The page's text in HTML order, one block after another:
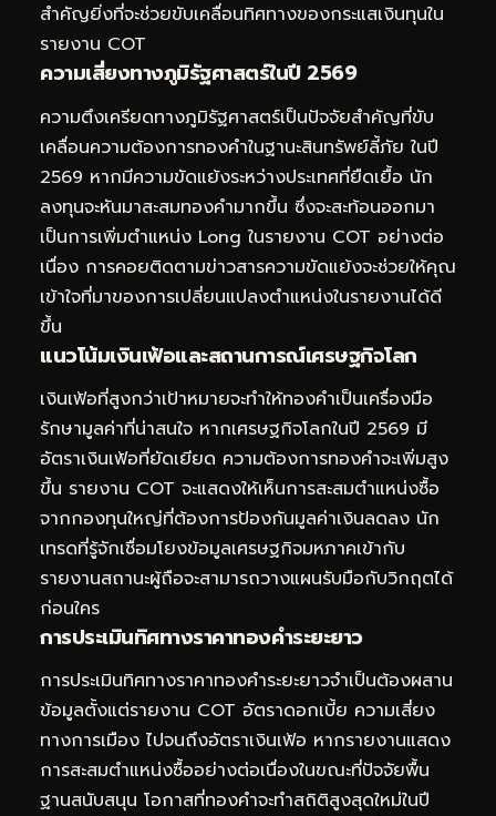
สำคัญยิ่งที่จะช่วยขับเคลื่อนทิศทางของกระแสเงินทุนใน
รายงาน COT
ความเสี่ยงทางภูมิรัฐศาสตร์ในปี 2569
ความตึงเครียดทางภูมิรัฐศาสตร์เป็นปัจจัยสำคัญที่ขับ
เคลื่อนความต้องการทองคำในฐานะสินทรัพย์ลี้ภัย ในปี
2569 หากมีความขัดแย้งระหว่างประเทศที่ยืดเยื้อ นัก
ลงทุนจะหันมาสะสมทองคำมากขึ้น ซึ่งจะสะท้อนออกมา
เป็นการเพิ่มตำแหน่ง Long ในรายงาน COT อย่างต่อ
เนื่อง การคอยติดตามข่าวสารความขัดแย้งจะช่วยให้คุณ
เข้าใจที่มาของการเปลี่ยนแปลงตำแหน่งในรายงานได้ดี
ขึ้น
แนวโน้มเงินเฟ้อและสถานการณ์เศรษฐกิจโลก
เงินเฟ้อที่สูงกว่าเป้าหมายจะทำให้ทองคำเป็นเครื่องมือ
รักษามูลค่าที่น่าสนใจ หากเศรษฐกิจโลกในปี 2569 มี
อัตราเงินเฟ้อที่ยัดเยียด ความต้องการทองคำจะเพิ่มสูง
ขึ้น รายงาน COT จะแสดงให้เห็นการสะสมตำแหน่งซื้อ
จากกองทุนใหญ่ที่ต้องการป้องกันมูลค่าเงินลดลง นัก
เทรดที่รู้จักเชื่อมโยงข้อมูลเศรษฐกิจมหภาคเข้ากับ
รายงานสถานะผู้ถือจะสามารถวางแผนรับมือกับวิกฤตได้
ก่อนใคร
การประเมินทิศทางราคาทองคำระยะยาว
การประเมินทิศทางราคาทองคำระยะยาวจำเป็นต้องผสาน
ข้อมูลตั้งแต่รายงาน COT อัตราดอกเบี้ย ความเสี่ยง
ทางการเมือง ไปจนถึงอัตราเงินเฟ้อ หากรายงานแสดง
การสะสมตำแหน่งซื้ออย่างต่อเนื่องในขณะที่ปัจจัยพื้น
ฐานสนับสนุน โอกาสที่ทองคำจะทำสถิติสูงสุดใหม่ในปี